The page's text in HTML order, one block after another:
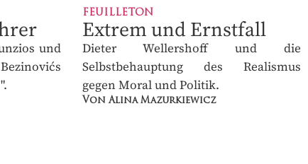
und
FEUILLETON
Extrem und Ernstfall
Dieter Wellershoff und die
Selbstbehauptung des Realismus
gegen Moral und Politik.
Von Alina Mazurkiewicz